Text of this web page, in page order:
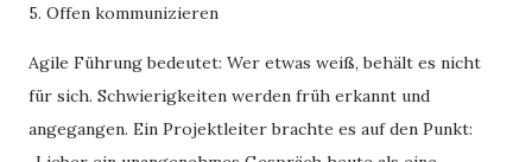
5. Offen kommunizieren
Agile Führung bedeutet: Wer etwas weiß, behält es nicht
für sich. Schwierigkeiten werden früh erkannt und
angegangen. Ein Projektleiter brachte es auf den Punkt: